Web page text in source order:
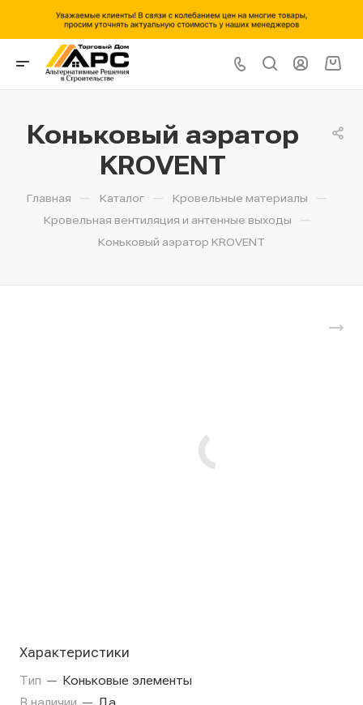
Коньковый аэратор
KROVENT
Главная — Каталог — Кровельные материалы —
Кровельная вентиляция и антенные выходы —
Коньковый аэратор KROVENT
Характеристики
Тип — Коньковые элементы